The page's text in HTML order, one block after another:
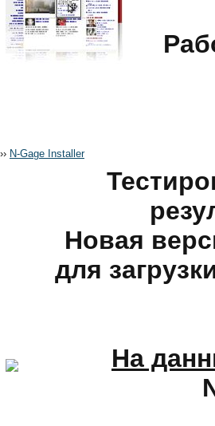
›› N-Gage Installer
Новая
для
На